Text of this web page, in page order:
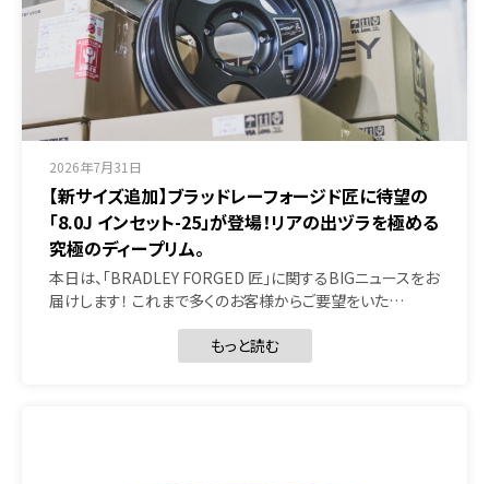
2026年7月31日
【新サイズ追加】ブラッドレーフォージド匠に待望の
「8.0J インセット-25」が登場！リアの出ヅラを極める
究極のディープリム。
本日は、「BRADLEY FORGED 匠」に関するBIGニュースをお
届けします！ これまで多くのお客様からご要望をいた…
もっと読む